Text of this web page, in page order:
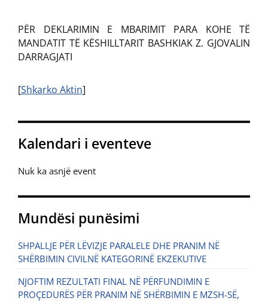
PËR DEKLARIMIN E MBARIMIT PARA KOHE TË
MANDATIT TË KËSHILLTARIT BASHKIAK Z. GJOVALIN
DARRAGJATI
[Shkarko Aktin]
Kalendari i eventeve
Nuk ka asnjë event
Mundësi punësimi
SHPALLJE PËR LËVIZJE PARALELE DHE PRANIM NË
SHËRBIMIN CIVILNË KATEGORINË EKZEKUTIVE
NJOFTIM REZULTATI FINAL NË PËRFUNDIMIN E
PROÇEDURËS PËR PRANIM NË SHËRBIMIN E MZSH-SË,